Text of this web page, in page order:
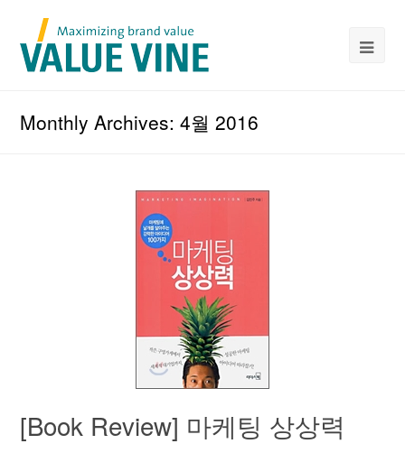
Monthly Archives: 4월 2016
[Book Review] 마케팅 상상력